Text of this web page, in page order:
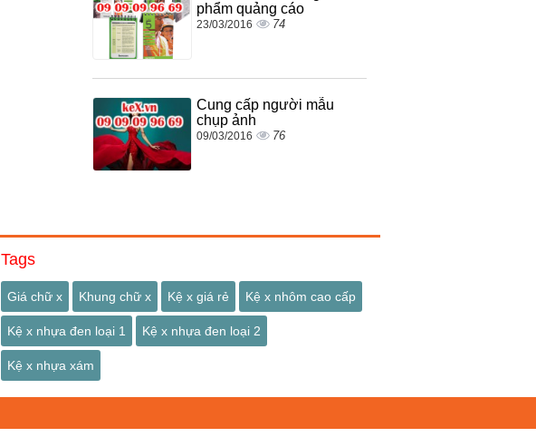
phẩm quảng cáo
23/03/2016 74
Cung cấp người mẫu
chụp ảnh
09/03/2016 76
Tags
Giá chữ x Khung chữ x Kệ x giá rẻ Kệ x nhôm cao cấp
Kệ x nhựa đen loại 1 Kệ x nhựa đen loại 2
Kệ x nhựa xám